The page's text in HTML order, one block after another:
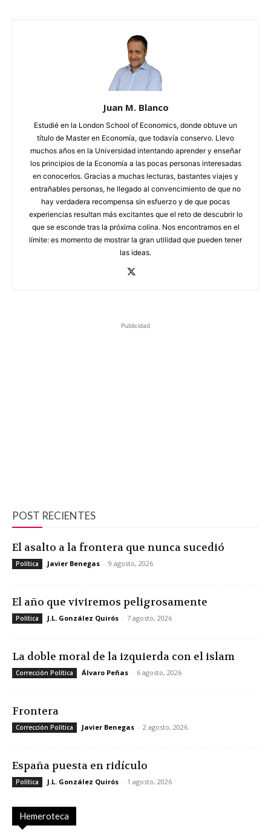
Juan M. Blanco
Estudié en la London School of Economics, donde obtuve un
título de Master en Economía, que todavía conservo. Llevo
muchos años en la Universidad intentando aprender y enseñar
los principios de la Economía a las pocas personas interesadas
en conocerlos. Gracias a muchas lecturas, bastantes viajes y
entrañables personas, he llegado al convencimiento de que no
hay verdadera recompensa sin esfuerzo y de que pocas
experiencias resultan más excitantes que el reto de descubrir lo
que se esconde tras la próxima colina. Nos encontramos en el
límite: es momento de mostrar la gran utilidad que pueden tener
las ideas.
Publicidad
POST RECIENTES
El asalto a la frontera que nunca sucedió
Política Javier Benegas - 9 agosto, 2026
El año que viviremos peligrosamente
Política J.L. González Quirós - 7 agosto, 2026
La doble moral de la izquierda con el islam
Corrección Política Álvaro Peñas - 6 agosto, 2026
Frontera
Corrección Política Javier Benegas - 2 agosto, 2026
España puesta en ridículo
Política J.L. González Quirós - 1 agosto, 2026
Hemeroteca